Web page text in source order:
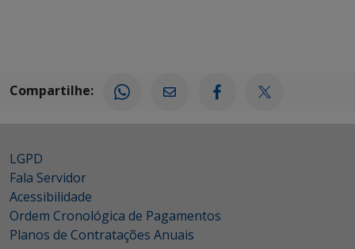
Compartilhe:
LGPD
Fala Servidor
Acessibilidade
Ordem Cronológica de Pagamentos
Planos de Contratações Anuais